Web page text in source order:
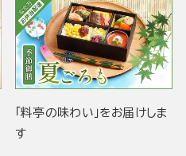
「料亭の味わい」をお届けしま
す